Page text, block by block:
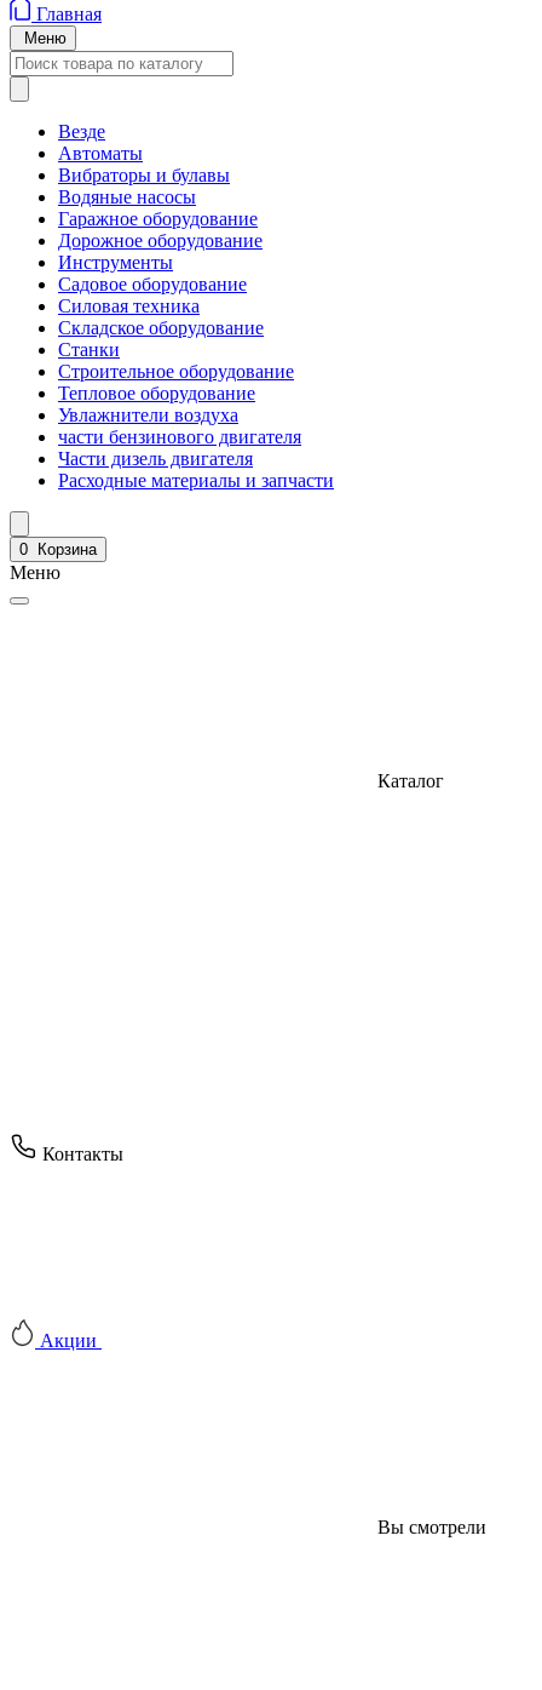
Главная
Меню
Везде
Автоматы
Вибраторы и булавы
Водяные насосы
Гаражное оборудование
Дорожное оборудование
Инструменты
Садовое оборудование
Силовая техника
Складское оборудование
Станки
Строительное оборудование
Тепловое оборудование
Увлажнители воздуха
части бензинового двигателя
Части дизель двигателя
Расходные материалы и запчасти
0 Корзина
Меню
Каталог
Контакты
Акции
Вы смотрели